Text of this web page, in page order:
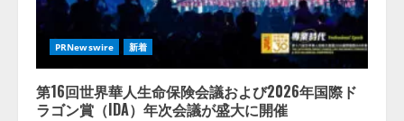
入・活
用は
「上手
くいっ
てい
る」と
PRNewswire 新着
第16回世界華人生命保険会議および2026年国際ド
ラゴン賞（IDA）年次会議が盛大に開催